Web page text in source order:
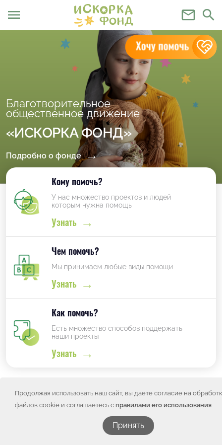
Продолжая использовать наш сайт, вы даете согласие на
файлов cookie и соглашаетесь с правилами его использования
Принять
menu mail_outline search
Благотворительное
общественное движение
«ИСКОРКА ФОНД»
Подробно о фонде
Кому помочь?
У нас множество проектов и людей
которым нужна помощь
Узнать
Чем помочь?
Мы принимаем любые виды помощи
Узнать
Как помочь?
Есть множество способов поддержать
наши проекты
Узнать
Проекты фонда
Смотреть все проекты